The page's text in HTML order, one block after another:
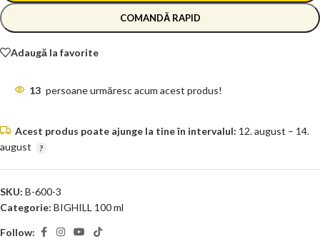
COMANDĂ RAPID
Adaugă la favorite
13 persoane urmăresc acum acest produs!
Acest produs poate ajunge la tine în intervalul: 12. august – 14.
august
SKU: B-600-3
Categorie: BIGHILL 100 ml
Follow: